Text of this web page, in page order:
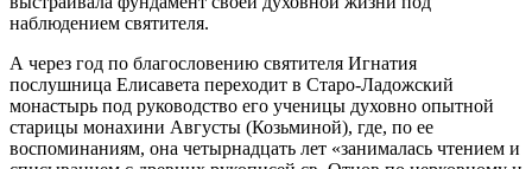
наблюдением святителя.
А через год по благословению святителя Игнатия
послушница Елисавета переходит в Старо-Ладожский
монастырь под руководство его ученицы духовно опытной
старицы монахини Августы (Козьминой), где, по ее
воспоминаниям, она четырнадцать лет «занималась чтением и